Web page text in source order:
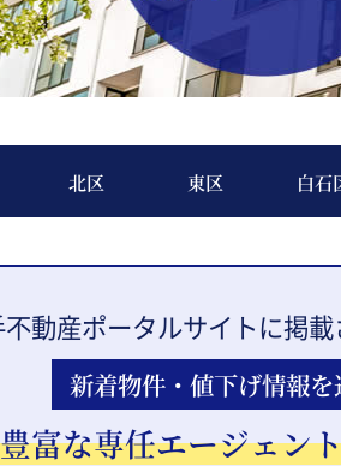
北区 東区 白石
動産ポータルサイトに掲
新着物件・値下げ情報を
富な専任エージェン